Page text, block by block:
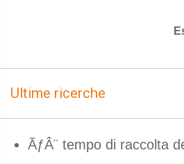
Ultime ricerche
ÃƒÂ¨ tempo di raccolta